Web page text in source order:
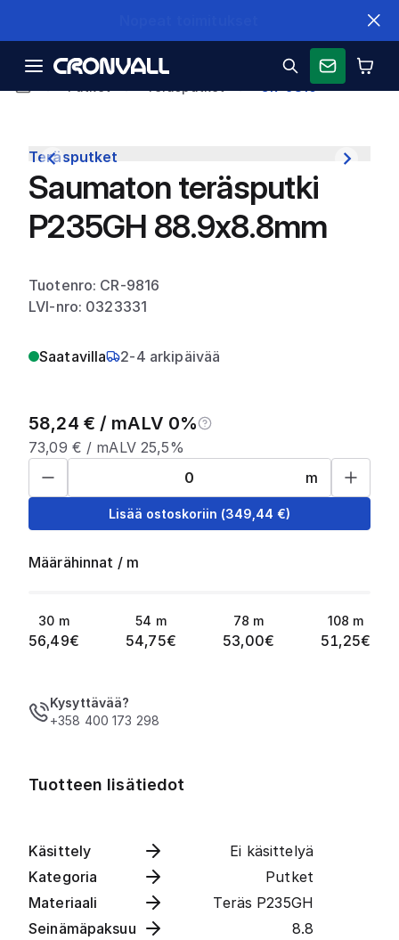
CR-9816
Teräsputket
Saumaton teräsputki
P235GH 88.9x8.8mm
Tuotenro: CR-9816
LVI-nro: 0323331
Saatavilla 2-4 arkipäivää
58,24 € / mALV 0%
73,09 € / mALV 25,5%
m
Lisää ostoskoriin (349,44 €)
Määrähinnat / m
30 m
56,49€
54 m
54,75€
78 m
53,00€
108 m
51,25€
Kysyttävää?
+358 400 173 298
Tuotteen lisätiedot
Käsittely
Ei käsittelyä
Kategoria
Putket
Materiaali
Teräs P235GH
Seinämäpaksuu
8.8